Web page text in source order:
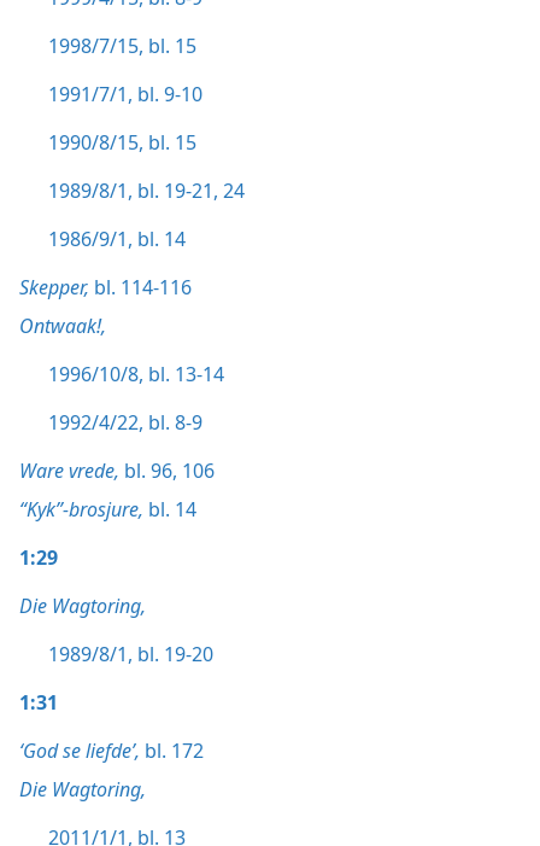
1998/7/15, bl. 15
1991/7/1, bl. 9-10
1990/8/15, bl. 15
1989/8/1, bl. 19-21, 24
1986/9/1, bl. 14
Skepper, bl. 114-116
Ontwaak!,
1996/10/8, bl. 13-14
1992/4/22, bl. 8-9
Ware vrede, bl. 96, 106
“Kyk”-brosjure, bl. 14
1:29
Die Wagtoring,
1989/8/1, bl. 19-20
1:31
‘God se liefde’, bl. 172
Die Wagtoring,
2011/1/1, bl. 13